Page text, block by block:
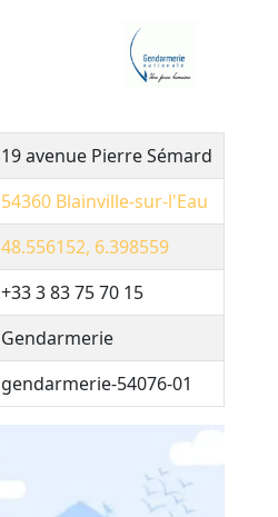
19 avenue Pierre Sémard
54360 Blainville-sur-l'Eau
48.556152, 6.398559
+33 3 83 75 70 15
Gendarmerie
gendarmerie-54076-01